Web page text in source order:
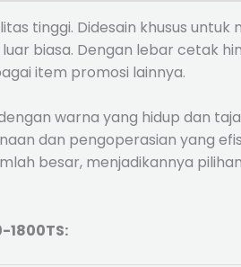
tinggi. Didesain khusus
biasa. Dengan lebar cetak
item promosi lainnya.
warna yang hidup dan
dan pengoperasian yang
besar, menjadikannya